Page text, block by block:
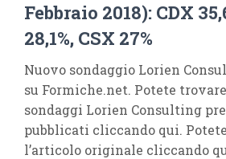
Febbraio 2018): CDX
28,1%, CSX 27%
Nuovo sondaggio Lorien
su Formiche.net. Potete
sondaggi Lorien Consulting
pubblicati cliccando qui.
l’articolo originale cliccando